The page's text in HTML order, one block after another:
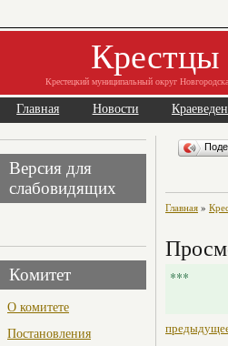
Крестцы
Крестецкий муниципальный округ
Главная Новости
Версия для
слабовидящих
Комитет
О комитете
Постановления
Главная »
***